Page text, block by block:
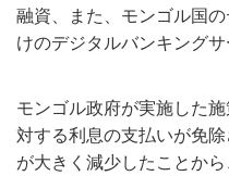
融資、また、モンゴル国
けのデジタルバンキング
モンゴル政府が実施した
対する利息の支払いが免
が大きく減少したことか